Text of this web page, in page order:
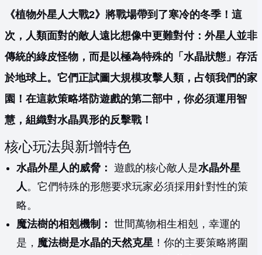
《植物外星人大戰2》將戰場帶到了寒冷的冬季！這
次，人類面對的敵人遠比想像中更難對付：外星人並非
傳統的綠皮怪物，而是以極為特殊的「水晶狀態」存活
於地球上。它們正試圖大規模攻擊人類，占領我們的家
園！在這款策略塔防遊戲的第二部中，你必須運用智
慧，組織對水晶異形的反擊戰！
核心玩法與新增特色
水晶外星人的威脅： 遊戲的核心敵人是水晶外星
人。它們特殊的形態要求玩家必須採用針對性的策
略。
魔法樹的相剋機制： 世間萬物相生相剋，幸運的
是， 魔法樹是水晶的天然克星 ！你的主要策略將圍